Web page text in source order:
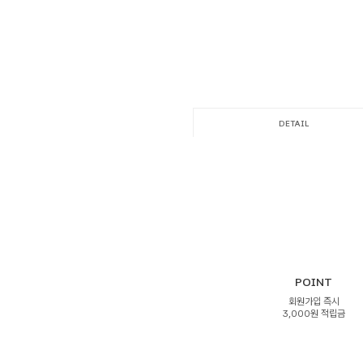
DETAIL
POINT
회원가입 즉시
3,000원 적립금